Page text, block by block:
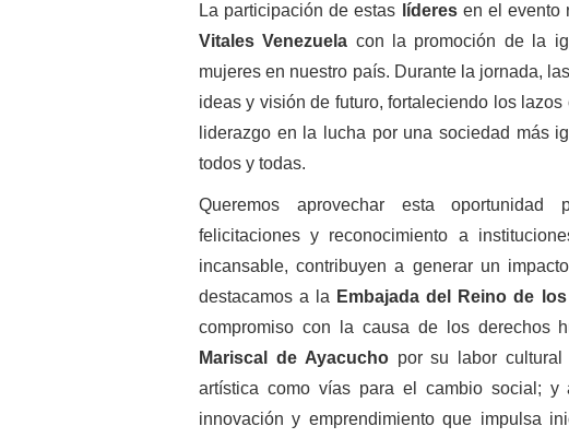
La participación de estas líderesen el evento
Vitales Venezuela con la promoción de la
mujeres en nuestro país. Durante la jornada,
ideas y visión de futuro, fortaleciendo los
liderazgo en la lucha por una sociedad más
todos y todas.
Queremos aprovechar esta oportunidad
felicitaciones y reconocimiento a
incansable, contribuyen a generar un
destacamos a la Embajada del Reino de
compromiso con la causa de los derechos
Mariscal de Ayacuchopor su labor cultural
artística como vías para el cambio social; y
innovación y emprendimiento que impulsa